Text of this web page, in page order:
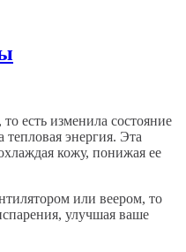
есть изменила состояние
тепловая энергия. Эта
кожу, понижая ее
или веером, то
улучшая ваше